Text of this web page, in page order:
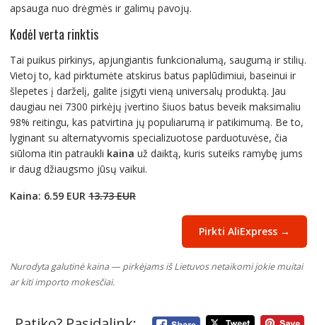
apsauga nuo drėgmės ir galimų pavojų.
Kodėl verta rinktis
Tai puikus pirkinys, apjungiantis funkcionalumą, saugumą ir stilių.
Vietoj to, kad pirktumėte atskirus batus paplūdimiui, baseinui ir
šlepetes į darželį, galite įsigyti vieną universalų produktą. Jau
daugiau nei 7300 pirkėjų įvertino šiuos batus beveik maksimaliu
98% reitingu, kas patvirtina jų populiarumą ir patikimumą. Be to,
lyginant su alternatyvomis specializuotose parduotuvėse, čia
siūloma itin patraukli kaina už daiktą, kuris suteiks ramybę jums
ir daug džiaugsmo jūsų vaikui.
Kaina: 6.59 EUR 13.73 EUR
Pirkti AliExpress →
Nurodyta galutinė kaina — pirkėjams iš Lietuvos netaikomi jokie muitai
ar kiti importo mokesčiai.